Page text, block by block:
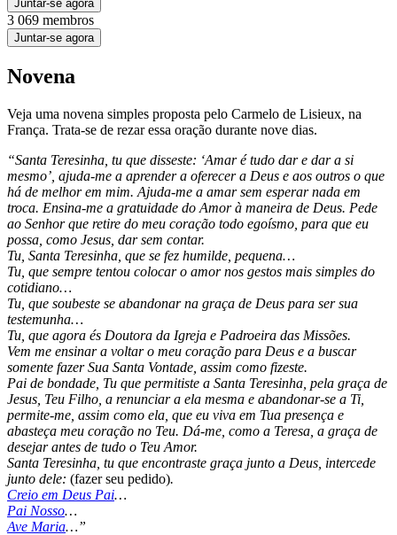
Juntar-se agora
3 069 membros
Juntar-se agora
Novena
Veja uma novena simples proposta pelo Carmelo de Lisieux, na
França. Trata-se de rezar essa oração durante nove dias.
“Santa Teresinha, tu que disseste: ‘Amar é tudo dar e dar a si
mesmo’, ajuda-me a aprender a oferecer a Deus e aos outros o que
há de melhor em mim. Ajuda-me a amar sem esperar nada em
troca. Ensina-me a gratuidade do Amor à maneira de Deus. Pede
ao Senhor que retire do meu coração todo egoísmo, para que eu
possa, como Jesus, dar sem contar.
Tu, Santa Teresinha, que se fez humilde, pequena…
Tu, que sempre tentou colocar o amor nos gestos mais simples do
cotidiano…
Tu, que soubeste se abandonar na graça de Deus para ser sua
testemunha…
Tu, que agora és Doutora da Igreja e Padroeira das Missões.
Vem me ensinar a voltar o meu coração para Deus e a buscar
somente fazer Sua Santa Vontade, assim como fizeste.
Pai de bondade, Tu que permitiste a Santa Teresinha, pela graça de
Jesus, Teu Filho, a renunciar a ela mesma e abandonar-se a Ti,
permite-me, assim como ela, que eu viva em Tua presença e
abasteça meu coração no Teu. Dá-me, como a Teresa, a graça de
desejar antes de tudo o Teu Amor.
Santa Teresinha, tu que encontraste graça junto a Deus, intercede
junto dele: (fazer seu pedido).
Creio em Deus Pai…
Pai Nosso…
Ave Maria…”